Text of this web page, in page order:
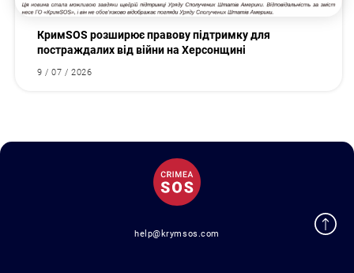
КримSOS розширює правову підтримку для
постраждалих від війни на Херсонщині
9 / 07 / 2026
help@krymsos.com